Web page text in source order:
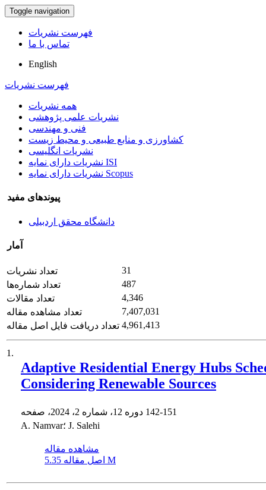
Toggle navigation
فهرست نشریات
تماس با ما
English
فهرست نشریات
همه نشریات
نشریات علمی پژوهشی
فنی و مهندسی
کشاورزی و منابع طبیعی و محیط زیست
نشریات انگلیسی
نشریات دارای نمایه ISI
نشریات دارای نمایه Scopus
پیوندهای مفید
دانشگاه محقق اردبیلی
آمار
تعداد نشریات
31
تعداد شماره‌ها
487
تعداد مقالات
4,346
تعداد مشاهده مقاله
7,407,031
تعداد دریافت فایل اصل مقاله 4,961,413
1.
Adaptive Residential Energy Hubs
Considering Renewable Sources
142-151
A. Namvar؛ J. Salehi
مشاهده مقاله
اصل مقاله 5.35 M